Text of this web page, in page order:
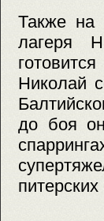
Также на
лагеря
Николай
до боя